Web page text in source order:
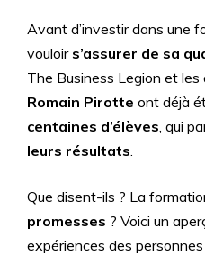
Avant d’investir dans une
vouloir s’assurer de sa
The Business Legion et
Romain Pirotte ont déjà
centaines d’élèves, qui
leurs résultats.
Que disent-ils ? La
promesses ? Voici un
expériences des personnes